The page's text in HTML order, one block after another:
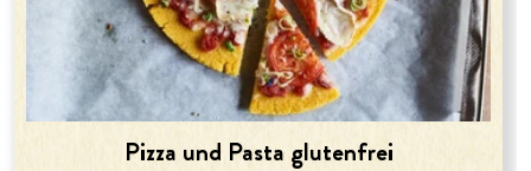
Pizza und Pasta glutenfrei